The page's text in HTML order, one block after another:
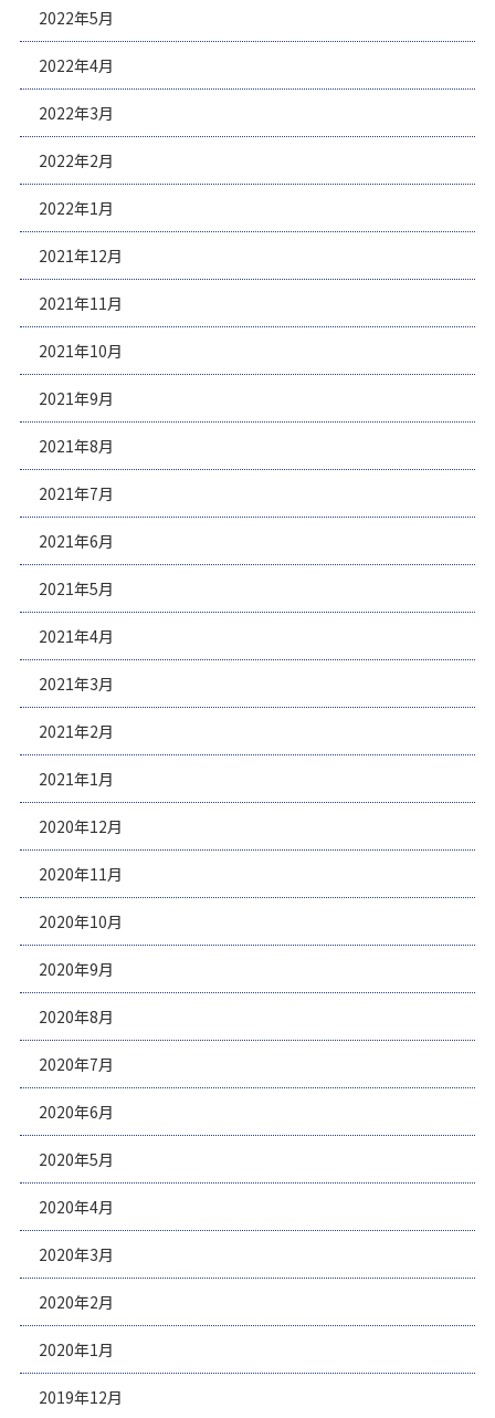
2022年5月
2022年4月
2022年3月
2022年2月
2022年1月
2021年12月
2021年11月
2021年10月
2021年9月
2021年8月
2021年7月
2021年6月
2021年5月
2021年4月
2021年3月
2021年2月
2021年1月
2020年12月
2020年11月
2020年10月
2020年9月
2020年8月
2020年7月
2020年6月
2020年5月
2020年4月
2020年3月
2020年2月
2020年1月
2019年12月